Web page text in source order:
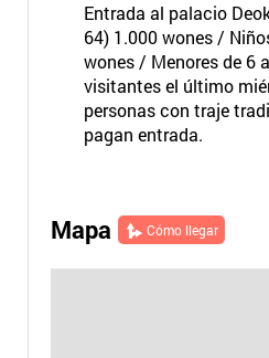
Entrada al palacio
64) 1.000 wones /
wones / Menores de 6
visitantes el último
personas con traje
pagan entrada.
Mapa Cómo llegar